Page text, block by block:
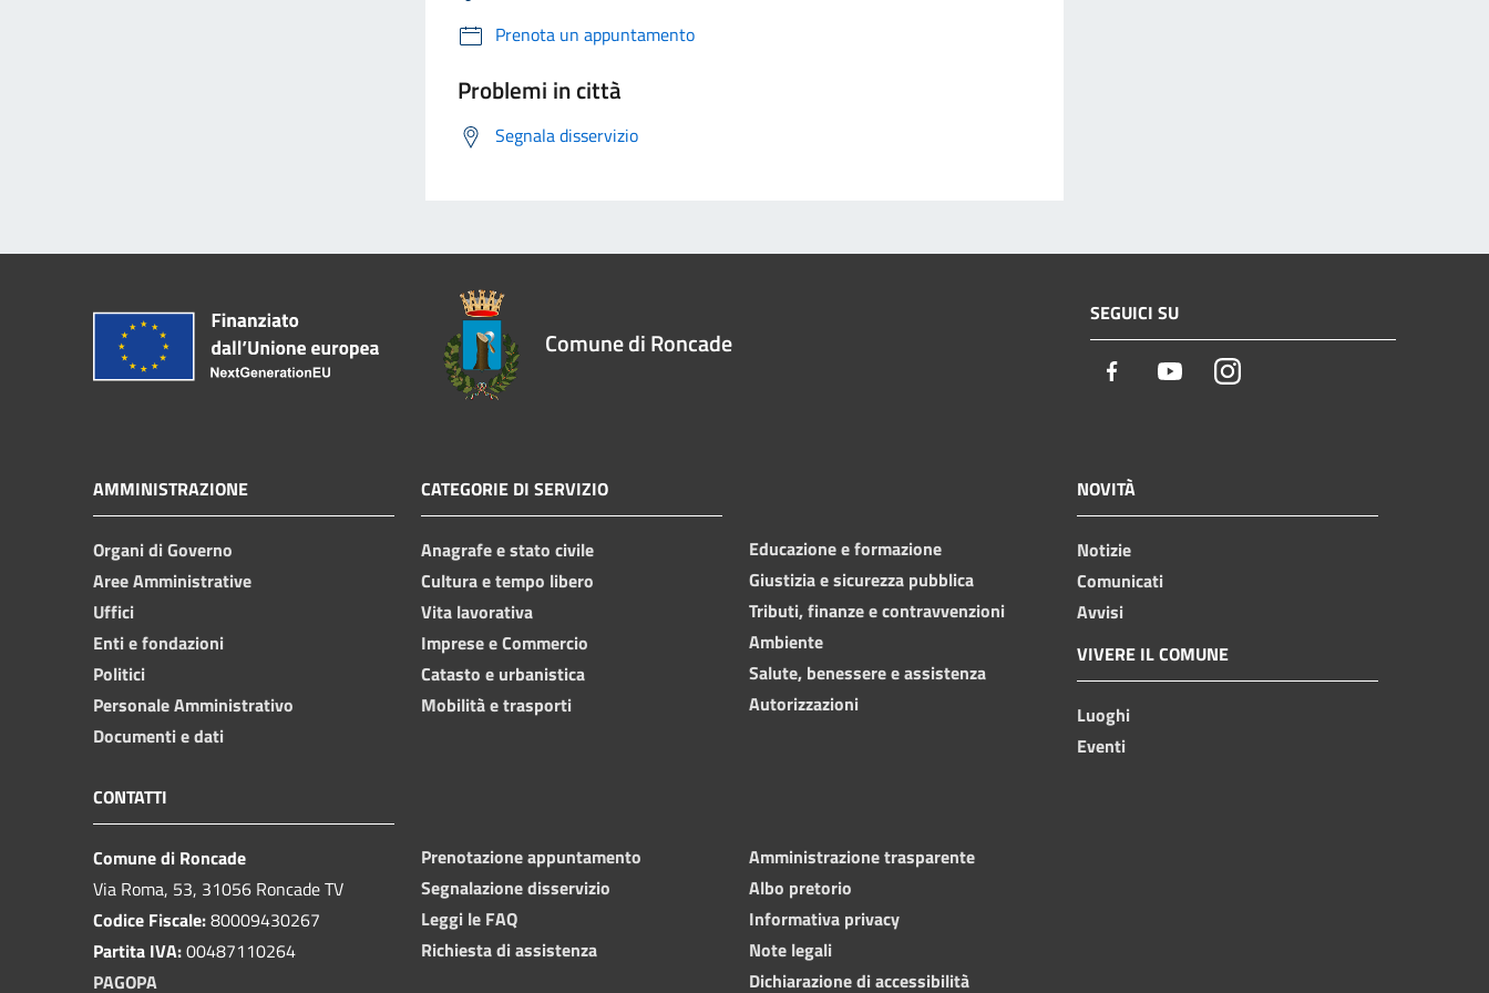
Prenota un appuntamento
Problemi in città
Segnala disservizio
Comune di Roncade
SEGUICI SU
Facebook YoutubeInstagram
AMMINISTRAZIONE
Organi di Governo
Aree Amministrative
Uffici
Enti e fondazioni
Politici
Personale Amministrativo
Documenti e dati
CATEGORIE DI SERVIZIO
Anagrafe e stato civile
Cultura e tempo libero
Vita lavorativa
Imprese e Commercio
Catasto e urbanistica
Mobilità e trasporti
Educazione e formazione
Giustizia e sicurezza pubblica
Tributi, finanze e contravvenzioni
Ambiente
Salute, benessere e assistenza
Autorizzazioni
NOVITÀ
Notizie
Comunicati
Avvisi
VIVERE IL COMUNE
Luoghi
Eventi
CONTATTI
Comune di Roncade
Via Roma, 53, 31056 Roncade TV
Codice Fiscale:80009430267
Partita IVA:00487110264
PAGOPA
Prenotazione appuntamento
Segnalazione disservizio
Leggi le FAQ
Richiesta di assistenza
Amministrazione trasparente
Albo pretorio
Informativa privacy
Note legali
Dichiarazione di accessibilità